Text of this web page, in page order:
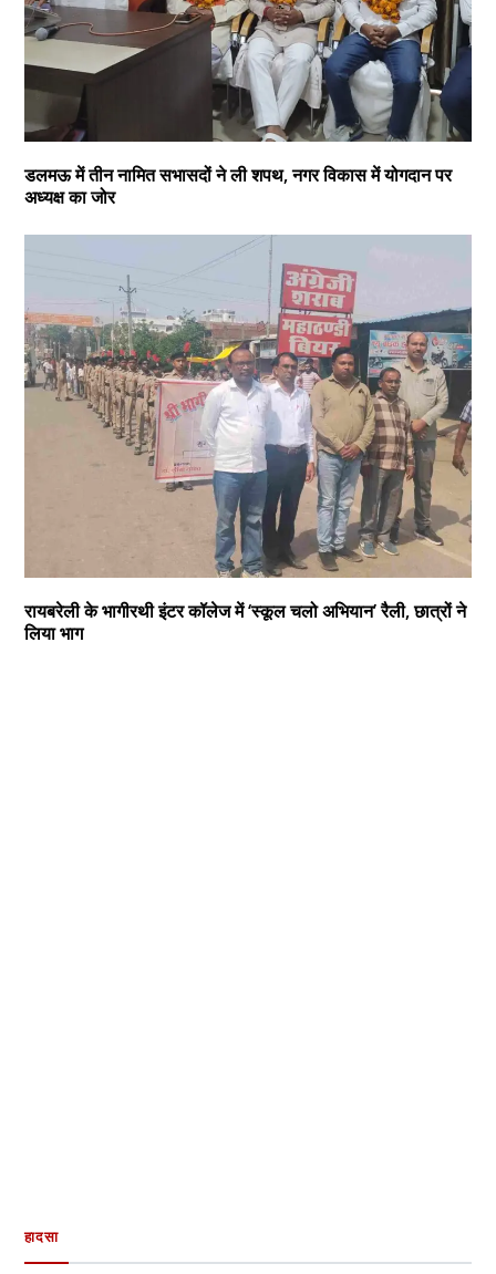
डलमऊ में तीन नामित सभासदों ने ली शपथ, नगर विकास में योगदान पर
अध्यक्ष का जोर
रायबरेली के भागीरथी इंटर कॉलेज में ‘स्कूल चलो अभियान’ रैली, छात्रों ने
लिया भाग
हादसा